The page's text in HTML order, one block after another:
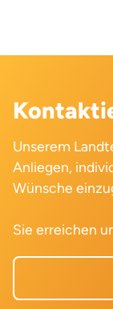
Unserem
Anliegen,
Wünsche
Sie erreichen